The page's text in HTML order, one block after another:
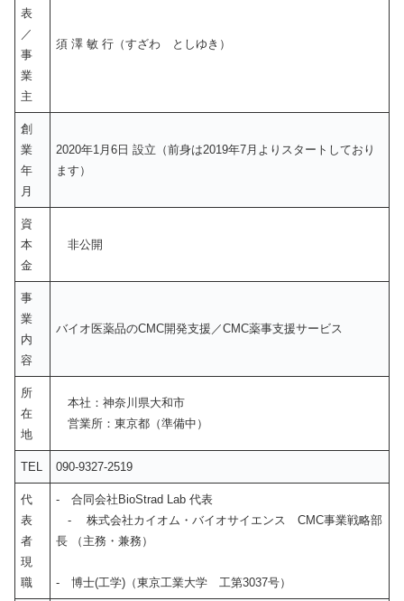
表
／
事
業
主
須 澤 敏 行（すざわ としゆき）
創
業
年
月
2020年1月6日 設立（前身は2019年7月よりスタートしており
ます）
資
本
金
非公開
事
業
内
容
バイオ医薬品のCMC開発支援／CMC薬事支援サービス
所
在
地
本社：神奈川県大和市
営業所：東京都（準備中）
TEL 090-9327-2519
代
表
者
現
職
‐ 合同会社BioStrad Lab 代表
- 株式会社カイオム・バイオサイエンス CMC事業戦略部
長 （主務・兼務）
‐ 博士(工学)（東京工業大学 工第3037号）